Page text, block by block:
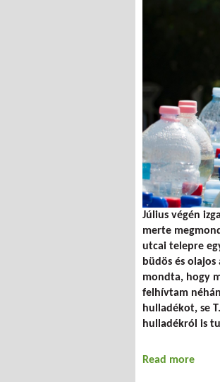
Július végén
merte
utcai telepre
büdös és
mondta, hogy
felhívtam
hulladékot, se
hulladékról is
Read more